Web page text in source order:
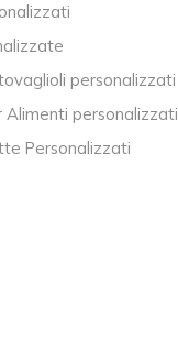
personalizzati
Alimenti personalizzati
Personalizzati